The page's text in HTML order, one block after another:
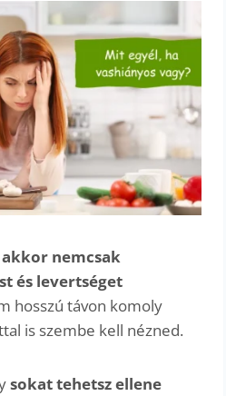
akkor nemcsak
és levertséget
hosszú távon komoly
is szembe kell nézned.
sokat tehetsz ellene